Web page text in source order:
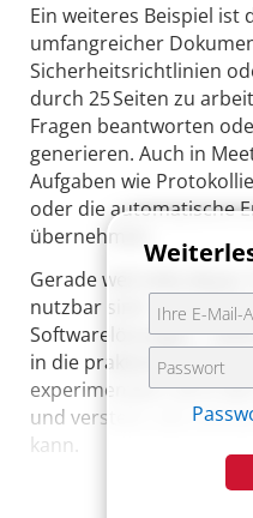
Ein weiteres Beispiel ist
umfangreicher
Sicherheitsrichtlinien
durch 25 Seiten zu
Fragen beantworten
generieren. Auch in
Aufgaben wie
oder die automatische
übernehmen.
Gerade weil viele dieser
nutzbar sind – z. T.
Softwarelösungen –
in die praktische KI-
experimentiert, lernt
und versteht, wie und
kann.